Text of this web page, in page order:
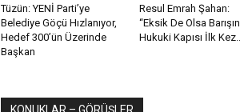
Tüzün: YENİ Parti’ye
Belediye Göçü Hızlanıyor,
Hedef 300’ün Üzerinde
Başkan
Resul Emrah Şahan:
“Eksik De Olsa Barışın
Hukuki Kapısı İlk Kez...